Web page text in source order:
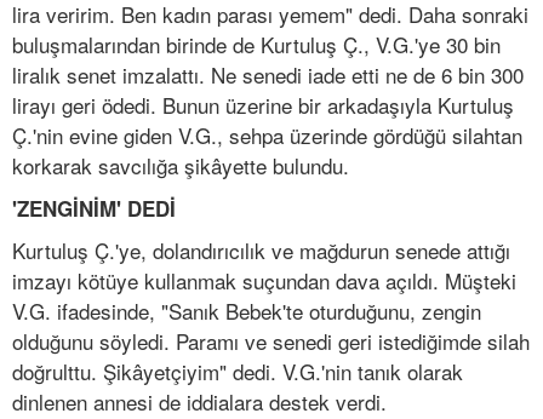
lira veririm. Ben kadın parası yemem" dedi. Daha sonraki
buluşmalarından birinde de Kurtuluş Ç., V.G.'ye 30 bin
liralık senet imzalattı. Ne senedi iade etti ne de 6 bin 300
lirayı geri ödedi. Bunun üzerine bir arkadaşıyla Kurtuluş
Ç.'nin evine giden V.G., sehpa üzerinde gördüğü silahtan
korkarak savcılığa şikâyette bulundu.
'ZENGİNİM' DEDİ
Kurtuluş Ç.'ye, dolandırıcılık ve mağdurun senede attığı
imzayı kötüye kullanmak suçundan dava açıldı. Müşteki
V.G. ifadesinde, "Sanık Bebek'te oturduğunu, zengin
olduğunu söyledi. Paramı ve senedi geri istediğimde silah
doğrulttu. Şikâyetçiyim" dedi. V.G.'nin tanık olarak
dinlenen annesi de iddialara destek verdi.